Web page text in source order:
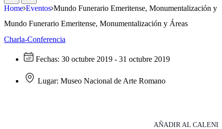
Home Eventos Mundo Funerario Emeritense, Monumentalización y
Mundo Funerario Emeritense, Monumentalización y Áreas
Charla-Conferencia
Fechas: 30 octubre 2019 - 31 octubre 2019
Lugar: Museo Nacional de Arte Romano
AÑADIR AL